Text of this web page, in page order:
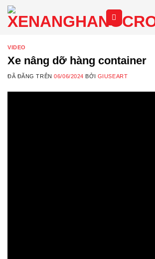
Chuyển
đến
VIDEO
Xe nâng dỡ hàng container
ĐÃ ĐĂNG TRÊN06/06/2024 BỞI GIUSEART